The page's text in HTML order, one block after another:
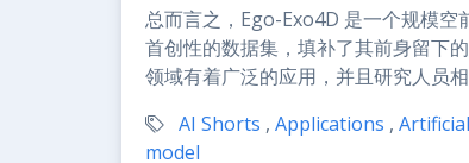
总而言之，Ego-Exo4D 是一个规模
首创性的数据集，填补了其前身留下
领域有着广泛的应用，并且研究人员
AI Shorts , Applications ,
model